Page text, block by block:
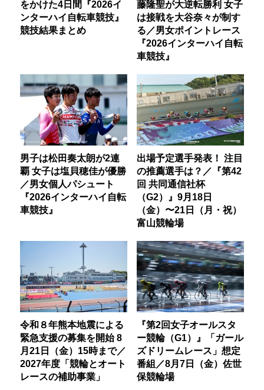
をかけた4日間『2026イ
ンターハイ自転車競技』
競技結果まとめ
藤隆聖が大逆転勝利 女子
は接戦を大谷奈々が制す
る／男女ポイントレース
『2026インターハイ自転
車競技』
男子は松田奏太朗が2連
覇 女子は塩貝穂佳が優勝
／男女個人パシュート
『2026インターハイ自転
車競技』
出場予定選手発表！ 注目
の推薦選手は？／『第42
回 共同通信社杯
（G2）』9月18日
（金）〜21日（月・祝）
富山競輪場
令和８年熊本地震による
緊急支援の募集を開始 8
月21日（金）15時まで／
2027年度「競輪とオート
レースの補助事業」
『第2回女子オールスタ
ー競輪（G1）』「ガール
ズドリームレース」想定
番組／8月7日（金）佐世
保競輪場